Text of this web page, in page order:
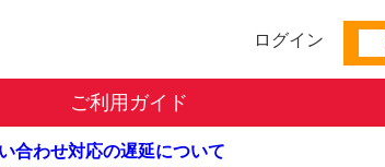
ログイン
ご利用ガイド
合わせ対応の遅延について